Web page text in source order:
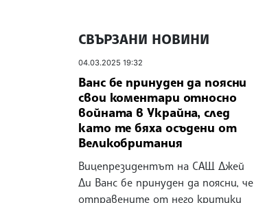
СВЪРЗАНИ НОВИНИ
04.03.2025 19:32
Ванс бе принуден да поясни
свои коментари относно
войната в Украйна, след
като те бяха осъдени от
Великобритания
Вицепрезидентът на САЩ Джей
Ди Ванс бе принуден да поясни, че
отправените от него критики